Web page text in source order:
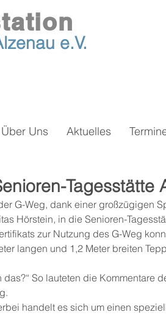
e.V.
Über Uns Aktuelles
Tagesstätte
G-Weg, dank einer großzügigen
Hörstein, in die Senioren-
zur Nutzung des G-Weg
langen und 1,2 Meter breiten
So lauteten die Kommentare
handelt es sich um einen